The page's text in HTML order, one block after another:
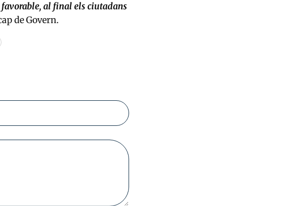
al final els ciutadans
de Govern.